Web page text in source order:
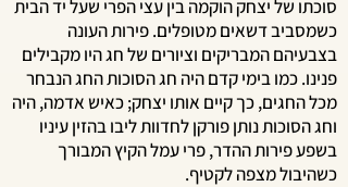
סוכתו של יצחק הוקמה בין עצי הפרי שעל יד הבית
כשמסביב דשאים מטופלים. פירות העונה
בצבעיהם המבריקים וציורים של חג היו מקבילים
פנינו. כמו בימי קדם היה חג הסוכות החג הנבחר
מכל החגים, כך קיים אותו יצחק; כאיש אדמה, היה
וחג הסוכות נותן פורקן לחדוות ליבו בהזין עיניו
בשפע פירות ההדר, פרי עמל הקיץ המבורך
כשהיבול מצפה לקטיף.